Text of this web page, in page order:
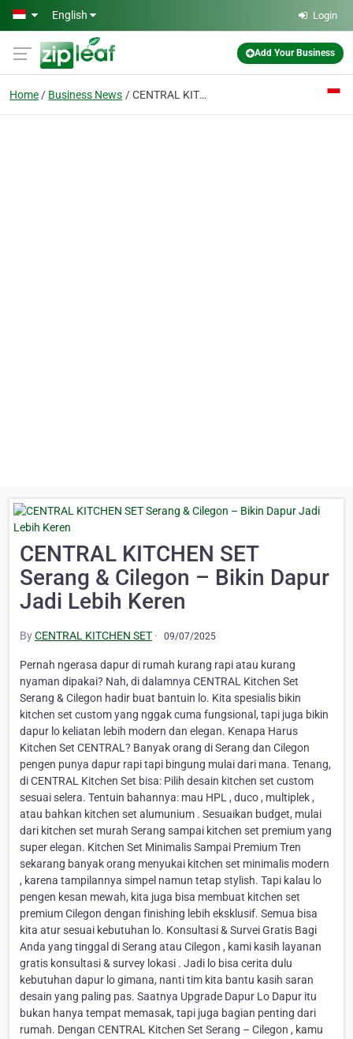
Skip to main content
English Login
Add Your Business
Home Business News CENTRAL KITCHEN SET Serang & Cilegon – Bikin Dapur Jadi Lebih Keren
CENTRAL KITCHEN SET
Serang & Cilegon – Bikin Dapur
Jadi Lebih Keren
ByCENTRAL KITCHEN SET · 09/07/2025
Pernah ngerasa dapur di rumah kurang rapi atau kurang
nyaman dipakai? Nah, di dalamnya CENTRAL Kitchen Set
Serang & Cilegon hadir buat bantuin lo. Kita spesialis bikin
kitchen set custom yang nggak cuma fungsional, tapi juga bikin
dapur lo keliatan lebih modern dan elegan. Kenapa Harus
Kitchen Set CENTRAL? Banyak orang di Serang dan Cilegon
pengen punya dapur rapi tapi bingung mulai dari mana. Tenang,
di CENTRAL Kitchen Set bisa: Pilih desain kitchen set custom
sesuai selera. Tentuin bahannya: mau HPL , duco , multiplek ,
atau bahkan kitchen set alumunium . Sesuaikan budget, mulai
dari kitchen set murah Serang sampai kitchen set premium yang
super elegan. Kitchen Set Minimalis Sampai Premium Tren
sekarang banyak orang menyukai kitchen set minimalis modern
, karena tampilannya simpel namun tetap stylish. Tapi kalau lo
pengen kesan mewah, kita juga bisa membuat kitchen set
premium Cilegon dengan finishing lebih eksklusif. Semua bisa
kita atur sesuai kebutuhan lo. Konsultasi & Survei Gratis Bagi
Anda yang tinggal di Serang atau Cilegon , kami kasih layanan
gratis konsultasi & survey lokasi . Jadi lo bisa cerita dulu
kebutuhan dapur lo gimana, nanti tim kita bantu kasih saran
desain yang paling pas. Saatnya Upgrade Dapur Lo Dapur itu
bukan hanya tempat memasak, tapi juga bagian penting dari
rumah. Dengan CENTRAL Kitchen Set Serang – Cilegon , kamu